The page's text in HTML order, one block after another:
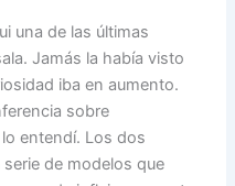
una de las últimas
Jamás la había visto
iba en aumento.
sobre
entendí. Los dos
de modelos que